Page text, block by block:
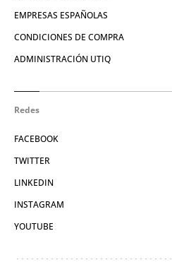
EMPRESAS ESPAÑOLAS
CONDICIONES DE COMPRA
ADMINISTRACIÓN UTIQ
Redes
FACEBOOK
TWITTER
LINKEDIN
INSTAGRAM
YOUTUBE